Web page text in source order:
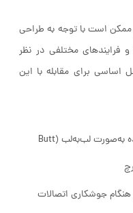
ممکن است با توجه ‌به طراحی
فرایندهای مختلفی در نظر
در این قسمت، ما 9 راه حل اساسی برای مقابله با این
استفاده از اتصالات جوشکاری شده به‌صورت لب‌به‌لب (Butt
جوشکاری اتصالات